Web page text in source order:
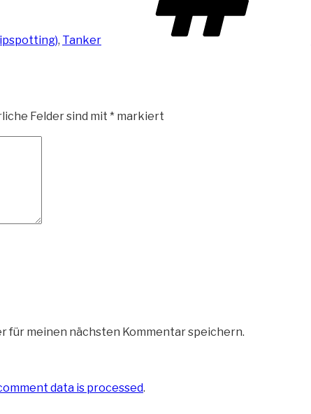
, Tanker
Felder sind mit * markiert
für meinen nächsten Kommentar speichern.
data is processed.